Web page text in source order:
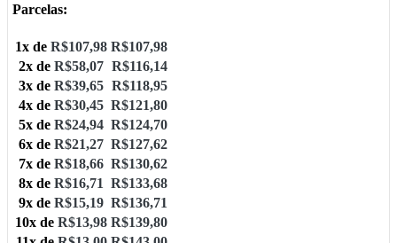
Parcelas:
1x de R$107,98 R$107,98
2x de R$58,07 R$116,14
3x de R$39,65 R$118,95
4x de R$30,45 R$121,80
5x de R$24,94 R$124,70
6x de R$21,27 R$127,62
7x de R$18,66 R$130,62
8x de R$16,71 R$133,68
9x de R$15,19 R$136,71
10x de R$13,98 R$139,80